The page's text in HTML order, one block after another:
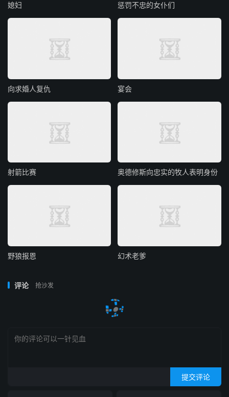
媳妇 惩罚不忠的女仆们
向求婚人复仇 宴会
射箭比赛 奥德修斯向忠实的牧人表明身份
野狼报恩 幻术老爹
评论 抢沙发
提交评论